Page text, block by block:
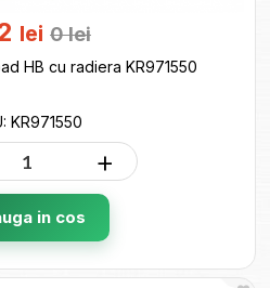
lei 0lei
HB cu radiera KR971550
KR971550
+
in cos